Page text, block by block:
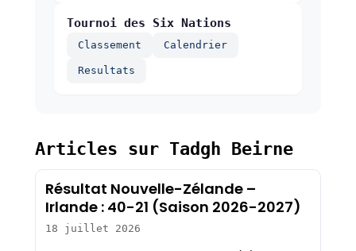
Tournoi des Six Nations
Classement Calendrier
Resultats
Articles sur Tadgh Beirne
Résultat Nouvelle-Zélande –
Irlande : 40-21 (Saison 2026-2027)
18 juillet 2026